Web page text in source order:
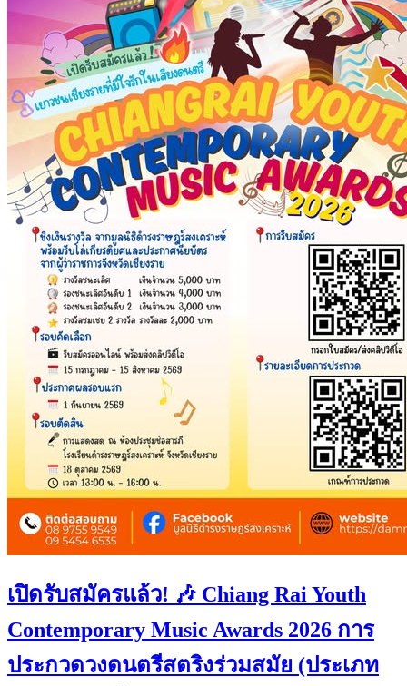
เปิดรับสมัครแล้ว! 🎶 Chiang Rai Youth
Contemporary Music Awards 2026 การ
ประกวดวงดนตรีสตริงร่วมสมัย (ประเภท